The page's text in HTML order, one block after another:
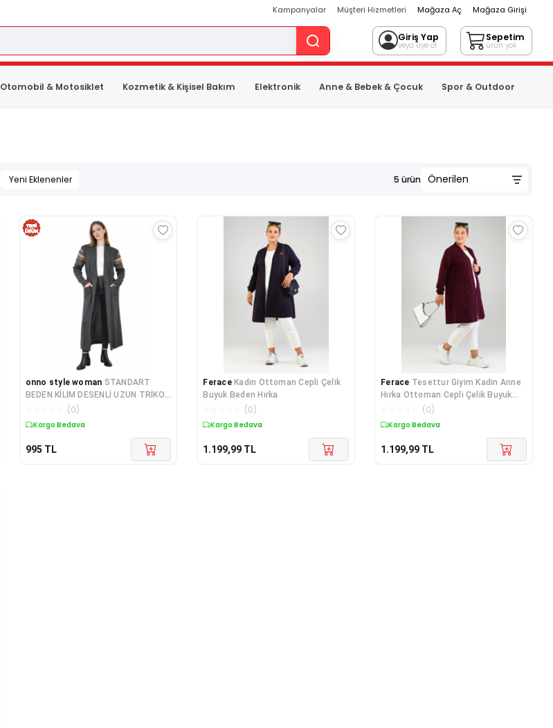
Kampanyalar Müşteri Hizmetleri Mağaza Aç Mağaza Girişi
Giriş Yap
veya üye ol
Sepetim
ürün yok
Otomobil & Motosiklet Kozmetik & Kişisel Bakım Elektronik Anne & Bebek & Çocuk Spor & Outdoor
Yeni Eklenenler 5 ürün
onno style woman STANDART
BEDEN KİLİM DESENLİ UZUN TRİKO
(0)
Kargo Bedava
995 TL
Ferace Kadin Ottoman Cepli Çelik
Buyuk Beden Hırka
(0)
Kargo Bedava
1.199,99 TL
Ferace Tesettur Giyim Kadin Anne
Hırka Ottoman Cepli Çelik Buyuk
(0)
Kargo Bedava
1.199,99 TL